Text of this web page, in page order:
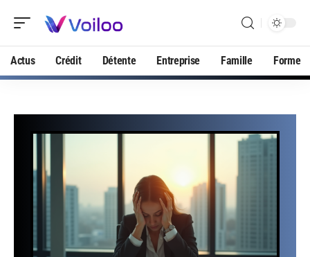
Actus Crédit Détente Entreprise Famille Forme